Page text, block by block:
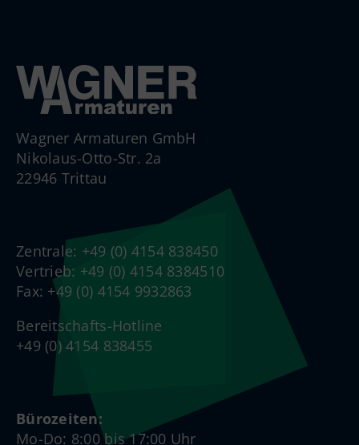
Wagner Armaturen GmbH
Nikolaus-Otto-Str. 2a
22946 Trittau
Zentrale: +49 (0) 4154 838450
Vertrieb: +49 (0) 4154 8384510
Fax: +49 (0) 4154 9932863
Bereitschafts-Hotline
+49 (0) 4154 838455
Bürozeiten:
Mo-Do: 8:00 bis 17:00 Uhr